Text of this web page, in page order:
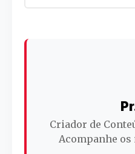
Criador de
Acompanhe